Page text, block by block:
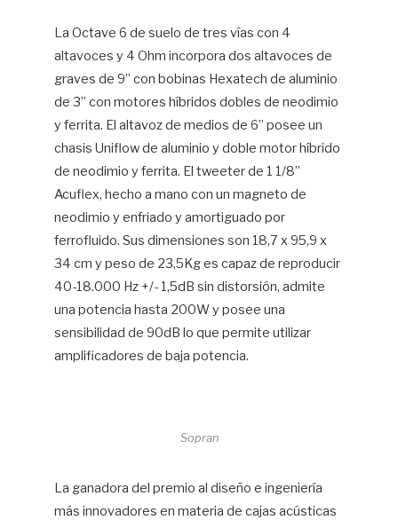
La Octave 6 de suelo de tres vías con 4
altavoces y 4 Ohm incorpora dos altavoces de
graves de 9” con bobinas Hexatech de aluminio
de 3” con motores híbridos dobles de neodimio
y ferrita. El altavoz de medios de 6” posee un
chasis Uniflow de aluminio y doble motor híbrido
de neodimio y ferrita. El tweeter de 1 1/8”
Acuflex, hecho a mano con un magneto de
neodimio y enfriado y amortiguado por
ferrofluido. Sus dimensiones son 18,7 x 95,9 x
34 cm y peso de 23,5Kg es capaz de reproducir
40-18.000 Hz +/- 1,5dB sin distorsión, admite
una potencia hasta 200W y posee una
sensibilidad de 90dB lo que permite utilizar
amplificadores de baja potencia.
Sopran
La ganadora del premio al diseño e ingeniería
más innovadores en materia de cajas acústicas